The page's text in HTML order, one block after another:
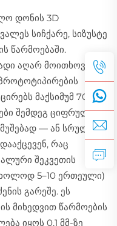
დონის 3D
სიჩქარე, სიზუსტე
წარმოებაში.
აღარ მოითხოვს
მაქსიმუმ 70%-
შემდეგ ციფრულ
— ან სრულიად
რაც
შეკვეთის
5–10 ერთეული)
გარეშე. ეს
მიხედვით წარმოების
იყოს 0,1 მმ-ზე